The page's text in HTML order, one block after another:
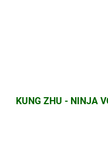
KUNG ZHU - NINJA